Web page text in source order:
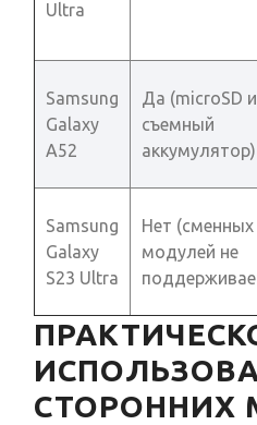
Ultra
Samsung
Galaxy
A52
Да (microSD и
съемный
аккумулятор)
Samsung
Galaxy
S23 Ultra
Нет (сменных
модулей не
СТОРОННИХ